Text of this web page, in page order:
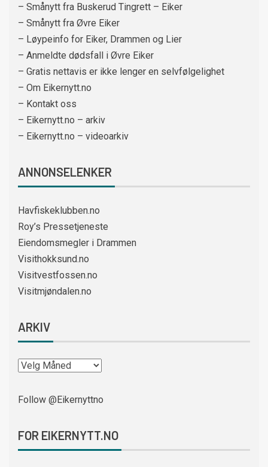
– Smånytt fra Buskerud Tingrett – Eiker
– Smånytt fra Øvre Eiker
– Løypeinfo for Eiker, Drammen og Lier
– Anmeldte dødsfall i Øvre Eiker
– Gratis nettavis er ikke lenger en selvfølgelighet
– Om Eikernytt.no
– Kontakt oss
– Eikernytt.no – arkiv
– Eikernytt.no – videoarkiv
ANNONSELENKER
Havfiskeklubben.no
Roy’s Pressetjeneste
Eiendomsmegler i Drammen
Visithokksund.no
Visitvestfossen.no
Visitmjøndalen.no
ARKIV
Follow @Eikernyttno
FOR EIKERNYTT.NO